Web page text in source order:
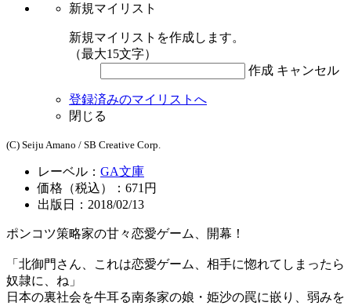
新規マイリスト
新規マイリストを作成します。
（最大15文字）
作成 キャンセル
登録済みのマイリストへ
閉じる
(C) Seiju Amano / SB Creative Corp.
レーベル： GA文庫
価格（税込）：671円
出版日：2018/02/13
ポンコツ策略家の甘々恋愛ゲーム、開幕！
「北御門さん、これは恋愛ゲーム、相手に惚れてしまったら
奴隷に、ね」
日本の裏社会を牛耳る南条家の娘・姫沙の罠に嵌り、弱みを